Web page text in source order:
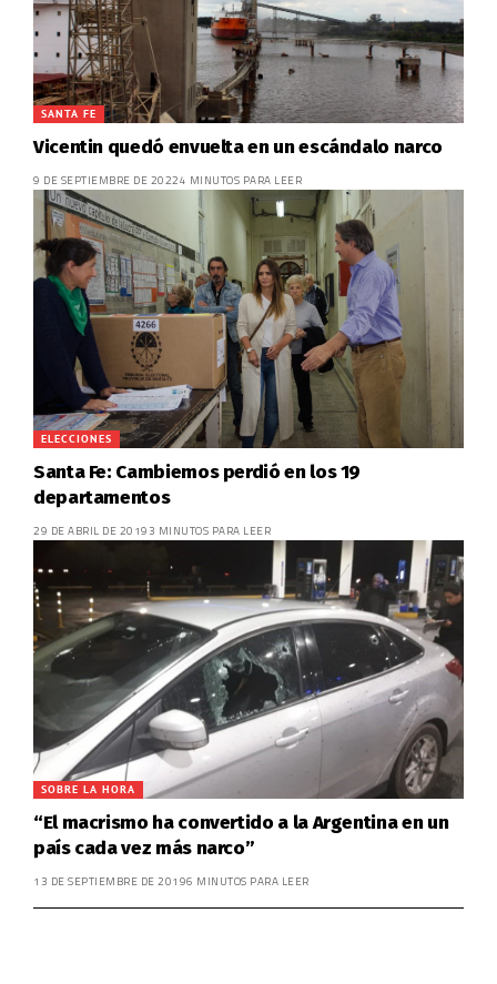
SANTA FE
Vicentin quedó envuelta en un escándalo narco
9 DE SEPTIEMBRE DE 20224 MINUTOS PARA LEER
ELECCIONES
Santa Fe: Cambiemos perdió en los 19
departamentos
29 DE ABRIL DE 2019 3 MINUTOS PARA LEER
SOBRE LA HORA
“El macrismo ha convertido a la Argentina en un
país cada vez más narco”
13 DE SEPTIEMBRE DE 20196 MINUTOS PARA LEER